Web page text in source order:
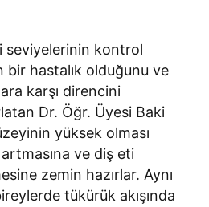
seviyelerinin kontrol
bir hastalık olduğunu ve
karşı direncini
Dr. Öğr. Üyesi Baki
yüksek olması
ve diş eti
zemin hazırlar. Aynı
tükürük akışında